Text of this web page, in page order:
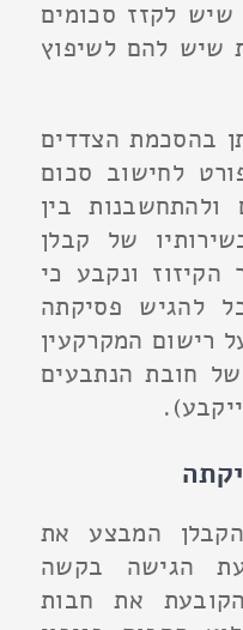
שיש לקזז סכומים
שיש להם לשיפוץ
בהסכמת הצדדים
לחישוב סכום
ולהתחשבנות בין
של קבלן
ונקבע כי
להגיש פסיקתה
רישום המקרקעין
חובת הנתבעים
המבצע את
הגישה בקשה
את חבות